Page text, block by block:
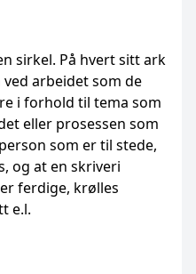
sirkel. På hvert sitt ark
arbeidet som de
i forhold til tema som
eller prosessen som
som er til stede,
og at en skriveri
ferdige, krølles
e.l.